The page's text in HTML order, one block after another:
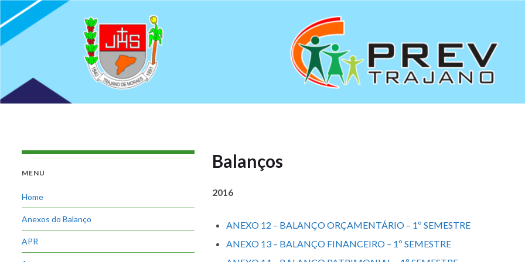
Balanços
2016
ANEXO 12 – BALANÇO ORÇAMENTÁRIO – 1º SEMESTRE
ANEXO 13 – BALANÇO FINANCEIRO – 1º SEMESTRE
MENU
Home
Anexos do Balanço
APR